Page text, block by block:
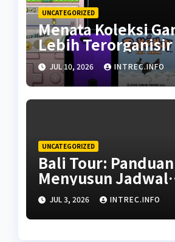
UNCATEGORIZED
Menata Koleksi
Lebih Terorganisir
JUL 10, 2026 INTREC.INFO
UNCATEGORIZED
Bali Tour: Panduan
Menyusun Jadwal
Perjalanan Kustom
Liburan Keluarga
Repot
JUL 3, 2026 INTREC.INFO